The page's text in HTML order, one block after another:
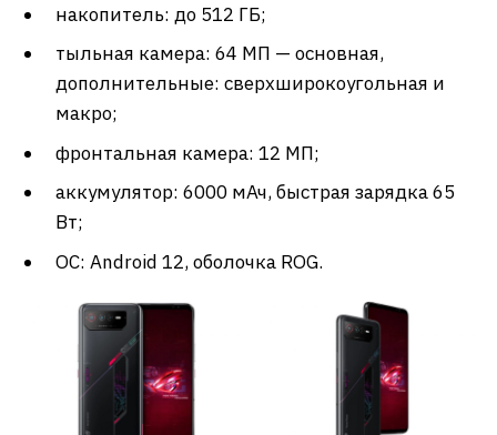
накопитель: до 512 ГБ;
тыльная камера: 64 МП — основная,
дополнительные: сверхширокоугольная и
макро;
фронтальная камера: 12 МП;
аккумулятор: 6000 мАч, быстрая зарядка 65
Вт;
ОС: Android 12, оболочка ROG.